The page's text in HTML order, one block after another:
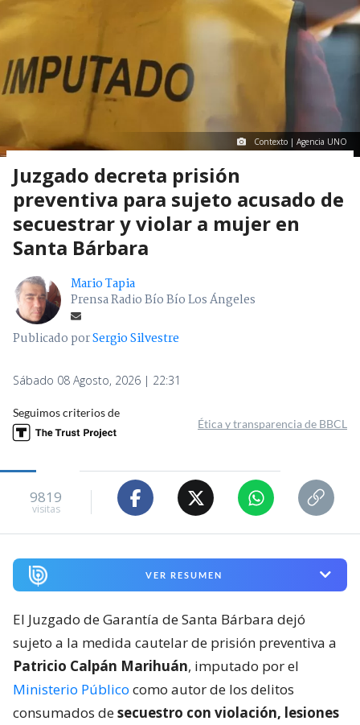
Contexto | Agencia UNO
Juzgado decreta prisión
preventiva para sujeto acusado de
secuestrar y violar a mujer en
Santa Bárbara
Mario Tapia
Prensa Radio Bío Bío Los Ángeles
Publicado porSergio Silvestre
Sábado 08 Agosto, 2026 | 22:31
Seguimos criterios de
Ética y transparencia de BBCL
9819
visitas
VER RESUMEN
El Juzgado de Garantía de Santa Bárbara dejó
sujeto a la medida cautelar de prisión preventiva a
Patricio Calpán Marihuán, imputado por el
Ministerio Público como autor de los delitos
consumados desecuestro con violación, lesiones